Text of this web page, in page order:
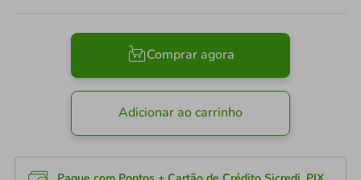
Comprar agora
Adicionar ao carrinho